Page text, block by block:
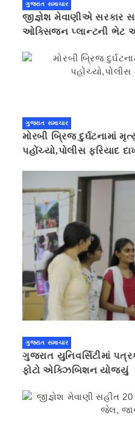
ગુજરાત સમાચાર
જીજ્ઞેશ મેવાણીએ સરકાર
ઓક્સિજન પ્લાન્ટની ભેટ
ગુજરાત સમાચાર
મોરબી બ્રિજ દુર્ઘટનામાં
પહોંચ્યો,પોલીસ ફરિયાદ
ગુજરાત સમાચાર
ગુજરાત યુનિવર્સિટીમાં
ફોટો એક્ઝિબિશન યોજ્યું